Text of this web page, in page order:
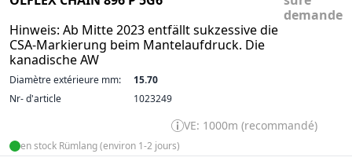
Hinweis: Ab Mitte 2023 entfällt sukzessive die
CSA-Markierung beim Mantelaufdruck. Die
kanadische AW
demande
Diamètre extérieure mm:
15.70
Nr- d'article
1023249
VE: 1000m (recommandé)
en stock Rümlang (environ 1-2 jours)